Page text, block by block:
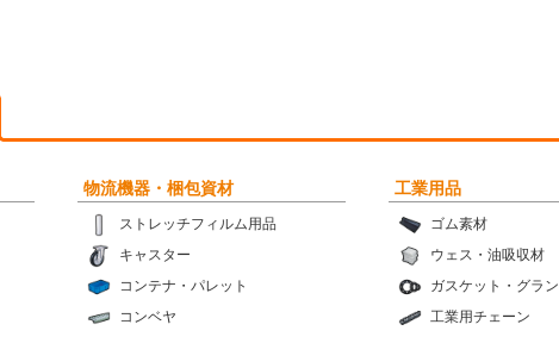
物流機器・梱包資材
ストレッチフィルム用品
キャスター
コンテナ・パレット
コンベヤ
工業用品
ゴム素材
ウェス・油吸収材
ガスケット・グラ
工業用チェーン